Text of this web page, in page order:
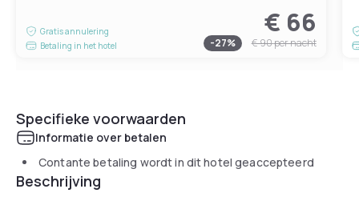
Gratis annulering
Betaling in het hotel
€ 66
-27% € 90per nacht
Specifieke voorwaarden
Informatie over betalen
Contante betaling wordt in dit hotel geaccepteerd
Beschrijving